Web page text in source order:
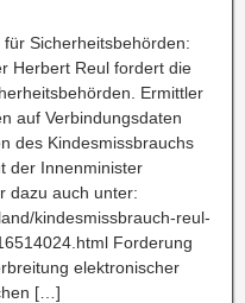
Sicherheitsbehörden:
Herbert Reul fordert die
Ermittler
auf Verbindungsdaten
des Kindesmissbrauchs
der Innenminister
dazu auch unter:
kindesmissbrauch-reul-
Forderung
elektronischer
[…]